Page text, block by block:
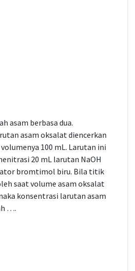
asam berbasa dua.
asam oksalat diencerkan
100 mL. Larutan ini
20 mL larutan NaOH
bromtimol biru. Bila titik
saat volume asam oksalat
konsentrasi larutan asam
….